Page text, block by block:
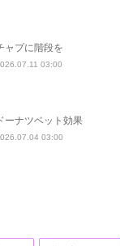
ャプに階段を
03:00
ーナツベット効果
03:00